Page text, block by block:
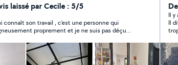
de dressing , réparation de votre
également vous dépanner en électricité,
papier peints , placo, peintures, enduits,
jardin et même le montage et l'entretien
. Bien outillé je suis a votre disposition
...
laissé par Cecile : 5/5
connaît son travail , c'est une personne qui
proprement et je ne suis pas déçu
qui est sur allô voisin je recommande vraiment
panne. Je suis à
Il y
Il
à